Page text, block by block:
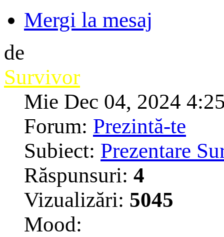
Mergi la mesaj
de
Survivor
Mie Dec 04, 2024
Forum: Prezintă-te
Subiect: Prezentare
Răspunsuri: 4
Vizualizări: 5045
Mood: